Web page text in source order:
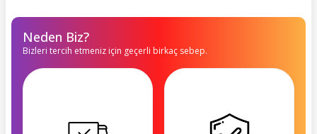
Neden Biz?
Bizleri tercih etmeniz için geçerli birkaç sebep.